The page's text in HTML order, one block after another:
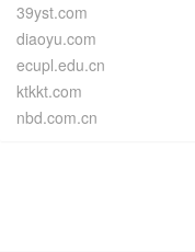
39yst.com
diaoyu.com
ecupl.edu.cn
ktkkt.com
nbd.com.cn